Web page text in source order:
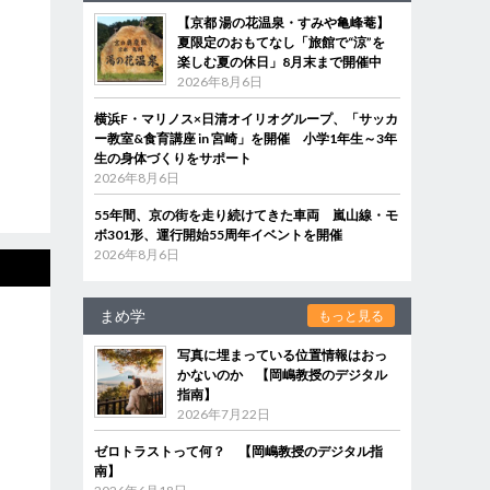
【京都 湯の花温泉・すみや亀峰菴】
夏限定のおもてなし「旅館で“涼”を
楽しむ夏の休日」8月末まで開催中
2026年8月6日
横浜F・マリノス×日清オイリオグループ、「サッカ
ー教室&食育講座 in 宮崎」を開催 小学1年生～3年
生の身体づくりをサポート
2026年8月6日
55年間、京の街を走り続けてきた車両 嵐山線・モ
ボ301形、運行開始55周年イベントを開催
2026年8月6日
まめ学 もっと見る
写真に埋まっている位置情報はおっ
かないのか 【岡嶋教授のデジタル
指南】
2026年7月22日
ゼロトラストって何？ 【岡嶋教授のデジタル指
南】